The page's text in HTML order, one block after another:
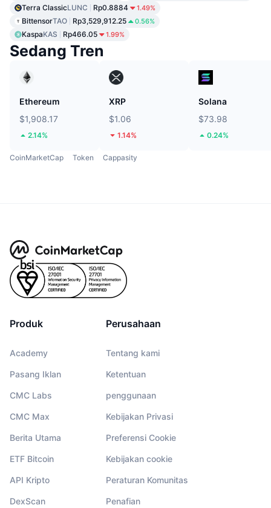
Terra ClassicLUNC Rp0.8884 1.49%
BittensorTAO Rp3,529,912.25 0.56%
KaspaKAS Rp466.05 1.99%
Sedang Tren
Ethereum
$1,908.17
2.14%
XRP
$1.06
1.14%
Solana
$73.98
0.24%
CoinMarketCap Token Cappasity
Produk
Academy
Pasang Iklan
CMC Labs
CMC Max
Berita Utama
ETF Bitcoin
API Kripto
DexScan
Perusahaan
Tentang kami
Ketentuan
penggunaan
Kebijakan Privasi
Preferensi Cookie
Kebijakan cookie
Peraturan Komunitas
Penafian